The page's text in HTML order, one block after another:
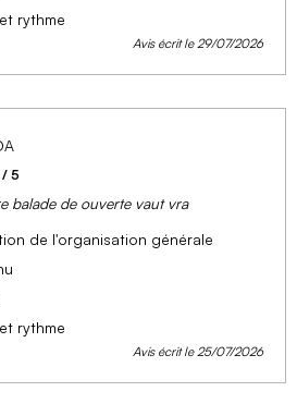
rythme
Avis écrit le 29/07/2026
/ 5
balade de ouverte vaut vra
de l'organisation générale
rythme
Avis écrit le 25/07/2026